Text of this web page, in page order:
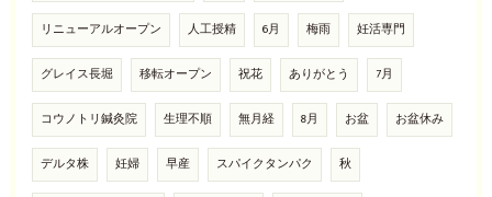
リニューアルオープン 人工授精 6月 梅雨 妊活専門
グレイス長堀 移転オープン 祝花 ありがとう 7月
コウノトリ鍼灸院 生理不順 無月経 8月 お盆 お盆休み
デルタ株 妊婦 早産 スパイクタンパク 秋